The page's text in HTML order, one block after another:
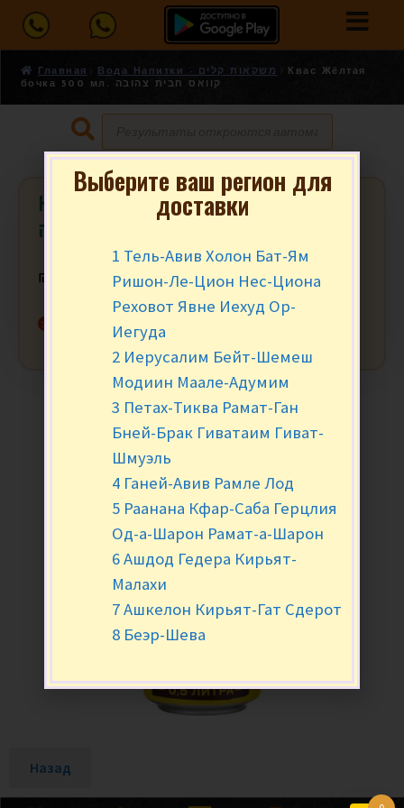
Главная Вода Напитки - משקאות קלים
Квас Жёлтая
бочка 500 мл. קוואס חבית צהובה
Квас Жёлтая бочка 500 мл. קוואס
חבית צהובה
₪ за шт.
Нет в наличии
Назад
Выберите ваш регион для
доставки
1 Тель-Авив Холон Бат-Ям
Ришон-Ле-Цион Нес-Циона
Реховот Явне Иехуд Ор-
Иегуда
2 Иерусалим Бейт-Шемеш
Модиин Маале-Адумим
3 Петах-Тиква Рамат-Ган
Бней-Брак Гиватаим Гиват-
Шмуэль
4 Ганей-Авив Рамле Лод
5 Раанана Кфар-Саба Герцлия
Од-а-Шарон Рамат-а-Шарон
6 Ашдод Гедера Кирьят-
Малахи
7 Ашкелон Кирьят-Гат Сдерот
8 Беэр-Шева